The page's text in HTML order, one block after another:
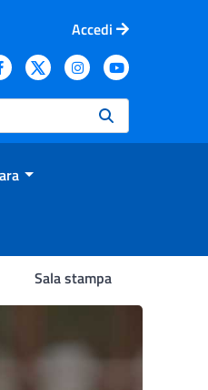
Accedi
Sala stampa
2 e